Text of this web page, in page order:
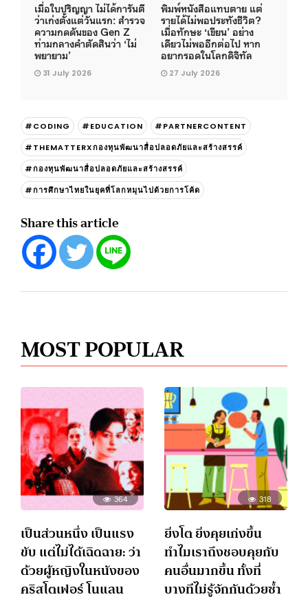
เมื่อใบปริญญา ไม่ได้การันตี
ว่าเก่งตั้งแต่วันแรก: สำรวจ
ความกดดันของ Gen Z
ท่ามกลางคำตัดสินว่า ‘ไม่
พยายาม’
31 July 2026
พิมพ์หนังสือแทบตาย แต่
รายได้ไม่พอประทังชีวิต?
เมื่อทักษะ ‘เขียน’ อย่าง
เดียวไม่พออีกต่อไป หาก
อยากรอดในโลกดิจิทัล
27 July 2026
#CODING #EDUCATION
#PARTNERCONTENT
#THEMATTERXกองทุนพัฒนาสื่อปลอดภัยและสร้างสรรค์
#กองทุนพัฒนาสื่อปลอดภัยและสร้างสรรค์
#การศึกษาไทยในยุคที่โลกหมุนไปด้วยการโค้ด
Share this article
MOST POPULAR
364
เป็นส่วนหนึ่ง เป็นแรง
ขับ แต่ไม่ได้เฉิดฉาย: ว่า
ด้วยผู้หญิงในหนังของ
คริสโตเฟอร์ โนแลน
318
ยิ่งโต ยิ่งคุยเก่งขึ้น
ทำไมเราถึงชอบคุยกับ
คนอื่นมากขึ้น ทั้งที่
บางทีไม่รู้จักกันด้วยซ้ำ